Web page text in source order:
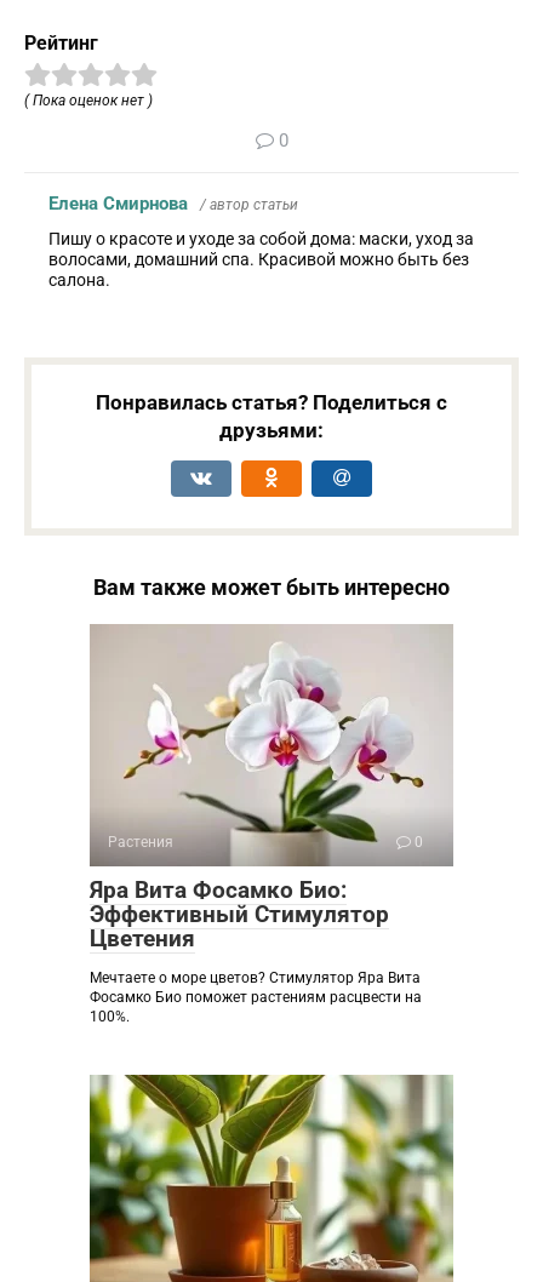
Рейтинг
( Пока оценок нет )
0
Елена Смирнова / автор статьи
Пишу о красоте и уходе за собой дома: маски, уход за
волосами, домашний спа. Красивой можно быть без
салона.
Понравилась статья? Поделиться с
друзьями:
Вам также может быть интересно
Растения 0
Яра Вита Фосамко Био:
Эффективный Стимулятор
Цветения
Мечтаете о море цветов? Стимулятор Яра Вита
Фосамко Био поможет растениям расцвести на
100%.